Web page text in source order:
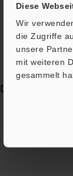
Diese
Wir
die Zugriffe
unsere
mit weiteren
gesammelt
Downloads: